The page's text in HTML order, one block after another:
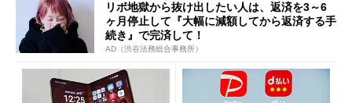
リボ地獄から抜け出したい人は、返済を3～6
ヶ月停止して『大幅に減額してから返済する手
続き』で完済して！
AD（渋谷法務総合事務所）